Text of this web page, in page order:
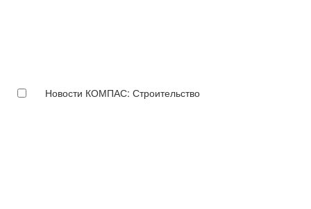
Новости КОМПАС: Строительство